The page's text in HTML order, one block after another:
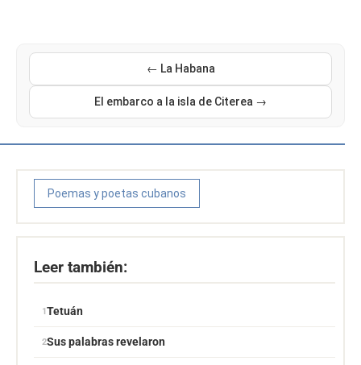
← La Habana
El embarco a la isla de Citerea →
Poemas y poetas cubanos
Leer también:
Tetuán
Sus palabras revelaron